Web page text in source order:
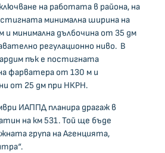
на работата в района, на
минимална ширина на
минимална дълбочина от 35 дм
регулационно ниво. В
пък е постигната
фарватера от 130 м и
от 25 дм при НКРН.
ИАППД планира драгаж в
на км 531. Той ще бъде
група на Агенцията,